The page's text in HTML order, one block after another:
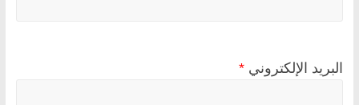
البريد الإلكتروني *